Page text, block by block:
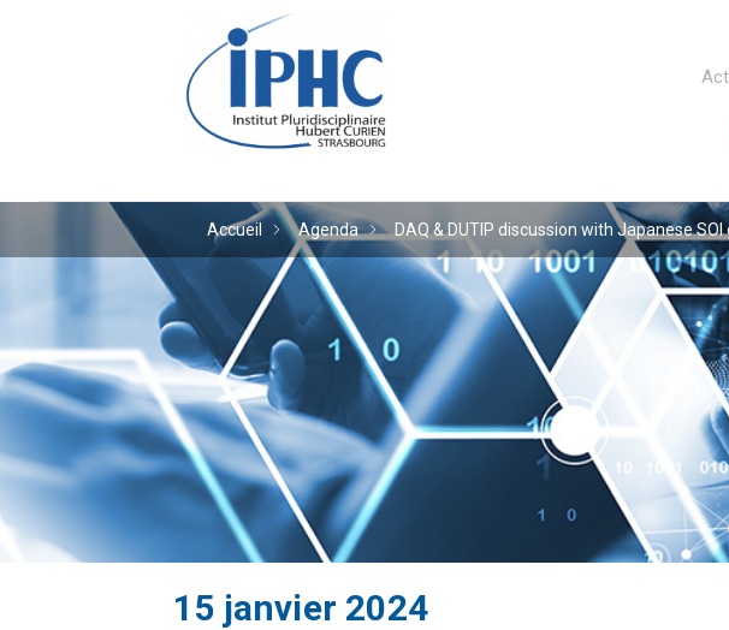
Institut pluridisciplinaire
Accueil Agenda DAQ & DUTIP discussion with Japanese SOI
15 janvier 2024